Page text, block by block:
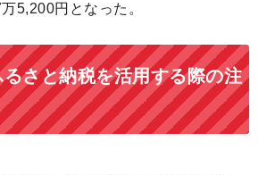
5,200円となった。
さと納税を活用する際の注